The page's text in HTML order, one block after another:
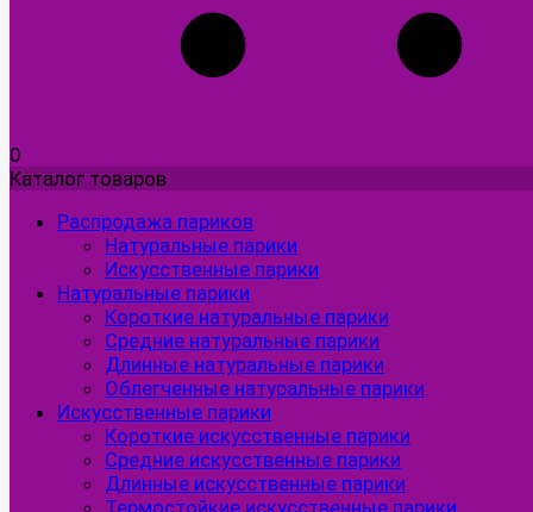
0
Каталог товаров
Распродажа париков
Натуральные парики
Искусственные парики
Натуральные парики
Короткие натуральные парики
Средние натуральные парики
Длинные натуральные парики
Облегченные натуральные парики
Искусственные парики
Короткие искусственные парики
Средние искусственные парики
Длинные искусственные парики
Термостойкие искусственные парики